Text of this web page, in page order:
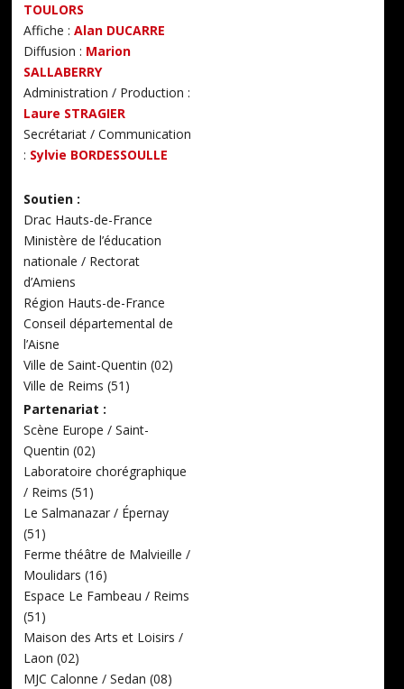
TOULORS
Affiche : Alan DUCARRE
Diffusion : Marion
SALLABERRY
Administration / Production :
Laure STRAGIER
Secrétariat / Communication
: Sylvie BORDESSOULLE
Soutien :
Drac Hauts-de-France
Ministère de l’éducation
nationale / Rectorat
d’Amiens
Région Hauts-de-France
Conseil départemental de
l’Aisne
Ville de Saint-Quentin (02)
Ville de Reims (51)
Partenariat :
Scène Europe / Saint-
Quentin (02)
Laboratoire chorégraphique
/ Reims (51)
Le Salmanazar / Épernay
(51)
Ferme théâtre de Malvieille /
Moulidars (16)
Espace Le Fambeau / Reims
(51)
Maison des Arts et Loisirs /
Laon (02)
MJC Calonne / Sedan (08)